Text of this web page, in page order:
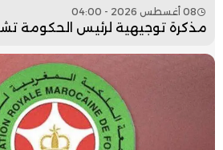
08 أغسطس 2026 - 04:00
مذكرة توجيهية لرئيس الحكومة